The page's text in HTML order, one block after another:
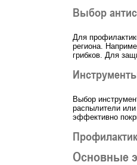
Выбор
Для
региона.
грибков. Для
Выбор
распылители
эффективно
Основные